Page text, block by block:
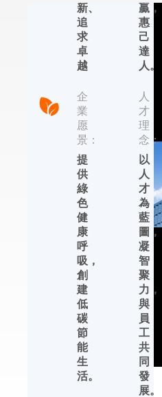
艾普生環境科
等一體化服務的綜合
性有限公司，位于國
內著名的輕工業制造
基地——杭州，依托
于近年來杭州的國家
信息化試點城市、電
子商務試點城市、集
成電路設計產業化基
地的發展優勢，在除
濕機、加濕器、恒溫
恒濕機及轉輪除濕機
等產品的性能提升、
產品完善、生產管理
等方面，都有領先行
業的發展優勢。
杭州川田電器擁有自
主品牌，中文標識
【友川】，英文標識
【YOTREE】。川田
電器——核心產品 川
新、
追
求
卓
越
贏，
惠
己
達
人。
企
業
愿
景：
提
供
綠
色
健
康
呼
吸，
創
建
低
碳
節
能
生
活。
人
才
理
念：
以
人
才
為
藍
圖，
凝
智
聚
力，
與
員
工
共
同
發
展。